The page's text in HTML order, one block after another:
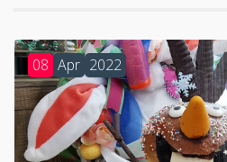
08 Apr 2022